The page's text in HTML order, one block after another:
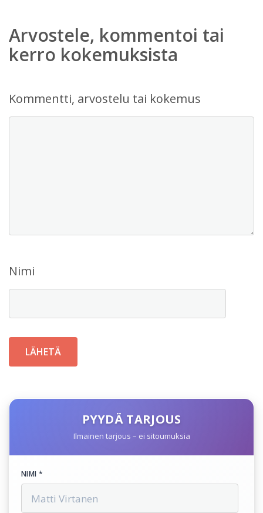
Arvostele, kommentoi tai
kerro kokemuksista
Kommentti, arvostelu tai kokemus
Nimi
PYYDÄ TARJOUS
Ilmainen tarjous – ei sitoumuksia
NIMI *